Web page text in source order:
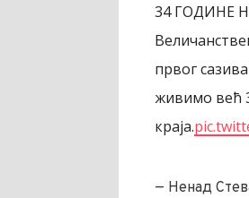
34 ГОДИНЕ
првог
живимо већ
краја.
— Ненад